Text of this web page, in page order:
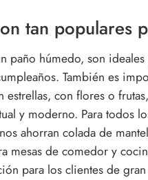
tan populares
paño húmedo, son
También es
estrellas, con flores o
y moderno. Para
ahorran colada de
mesas de comedor y
para los clientes de